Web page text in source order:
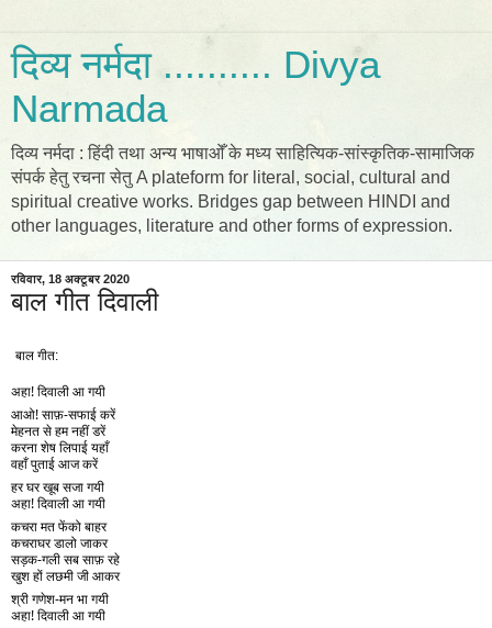
दिव्य नर्मदा .......... Divya
Narmada
दिव्य नर्मदा : हिंदी तथा अन्य भाषाओँ के मध्य साहित्यिक-सांस्कृतिक-सामाजिक
संपर्क हेतु रचना सेतु A plateform for literal, social, cultural and
spiritual creative works. Bridges gap between HINDI and
other languages, literature and other forms of expression.
रविवार, 18 अक्टूबर 2020
बाल गीत दिवाली
बाल गीत:
अहा! दिवाली आ गयी
आओ! साफ़-सफाई करें
मेहनत से हम नहीं डरें
करना शेष लिपाई यहाँ
वहाँ पुताई आज करें
हर घर खूब सजा गयी
अहा! दिवाली आ गयी
कचरा मत फेंको बाहर
कचराघर डालो जाकर
सड़क-गली सब साफ़ रहे
खुश हों लछमी जी आकर
श्री गणेश-मन भा गयी
अहा! दिवाली आ गयी